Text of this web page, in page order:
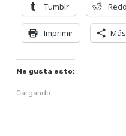
Tumblr
Imprimir Más
Me gusta esto:
Cargando...